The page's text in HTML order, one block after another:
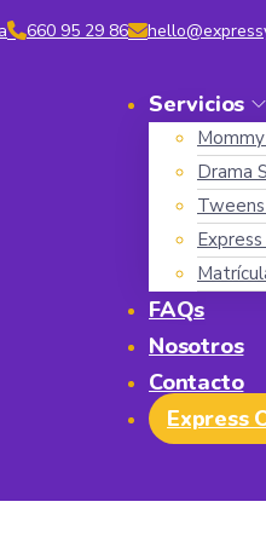
660 95 29 86
Servicios
Drama
FAQs
Nosotros
Contacto
Express